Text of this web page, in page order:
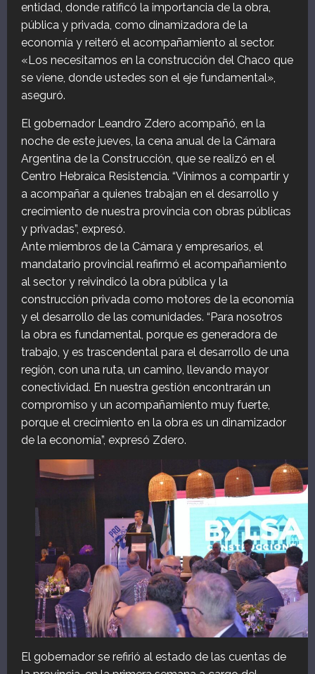
entidad, donde ratificó la importancia de la obra,
pública y privada, como dinamizadora de la
economía y reiteró el acompañamiento al sector.
«Los necesitamos en la construcción del Chaco que
se viene, donde ustedes son el eje fundamental»,
aseguró.
El gobernador Leandro Zdero acompañó, en la
noche de este jueves, la cena anual de la Cámara
Argentina de la Construcción, que se realizó en el
Centro Hebraica Resistencia. “Vinimos a compartir y
a acompañar a quienes trabajan en el desarrollo y
crecimiento de nuestra provincia con obras públicas
y privadas”, expresó.
Ante miembros de la Cámara y empresarios, el
mandatario provincial reafirmó el acompañamiento
al sector y reivindicó la obra pública y la
construcción privada como motores de la economía
y el desarrollo de las comunidades. “Para nosotros
la obra es fundamental, porque es generadora de
trabajo, y es trascendental para el desarrollo de una
región, con una ruta, un camino, llevando mayor
conectividad. En nuestra gestión encontrarán un
compromiso y un acompañamiento muy fuerte,
porque el crecimiento en la obra es un dinamizador
de la economía”, expresó Zdero.
El gobernador se refirió al estado de las cuentas de